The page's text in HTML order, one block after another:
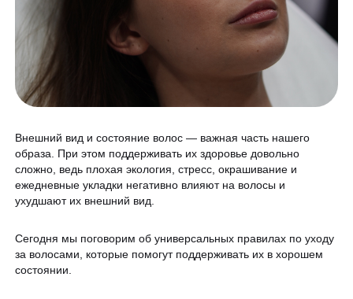
Массаж и обёртывание
Программа лояльности
QC Магазин
О клинике
Вакансии
Оборудование
Программа лояльности
Блог
Контакты
Внешний вид и состояние волос — важная часть нашего
образа. При этом поддерживать их здоровье довольно
сложно, ведь плохая экология, стресс, окрашивание и
ежедневные укладки негативно влияют на волосы и
ухудшают их внешний вид.
Сегодня мы поговорим об универсальных правилах по уходу
за волосами, которые помогут поддерживать их в хорошем
состоянии.